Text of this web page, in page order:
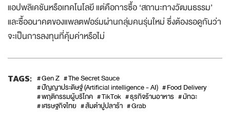
แอปพลิเคชันหรือเทคโนโลยี แต่คือการซื้อ ‘สถานะทางวัฒนธรรม’
และซื้ออนาคตของแพลตฟอร์มผ่านกลุ่มคนรุ่นใหม่ ซึ่งต้องรอดูกันว่า
จะเป็นการลงทุนที่คุ้มค่าหรือไม่
TAGS: Gen Z
The Secret Sauce
ปัญญาประดิษฐ์ (Artificial intelligence - AI)
Food Delivery
พฤติกรรมผู้บริโภค
TikTok ธุรกิจร้านอาหาร
มัทฉะ
เศรษฐกิจไทย
ส้มตำปูปลาร้า Grab